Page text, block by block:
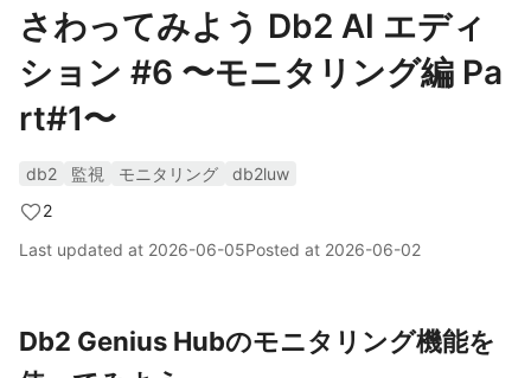
さわってみよう Db2 AI エディ
ション #6 〜モニタリング編 Pa
rt#1〜
db2 監視 モニタリング
db2luw
2
Last updated at 2026-06-05Posted at 2026-06-02
Db2 Genius Hubのモニタリング機能を